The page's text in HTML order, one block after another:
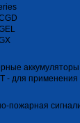
- для применения
пожарная